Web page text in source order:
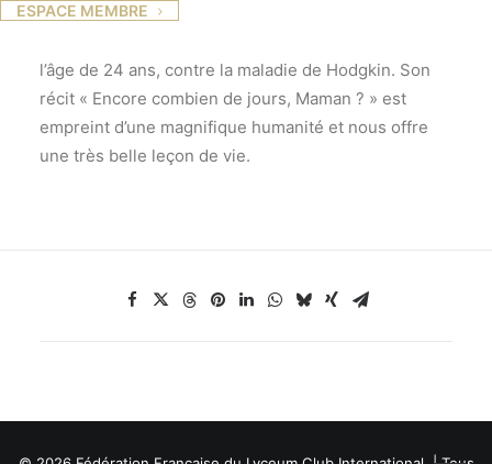
ESPACE MEMBRE
Ségolène de Margerie nous retracera le
l’âge de 24 ans, contre la maladie de Hodgkin. Son
récit « Encore combien de jours, Maman ? » est
empreint d’une magnifique humanité et nous offre
une très belle leçon de vie.